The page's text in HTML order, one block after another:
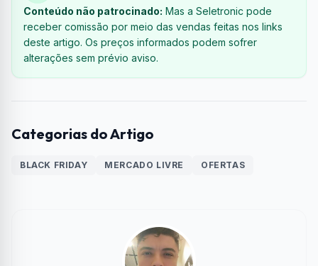
Conteúdo não patrocinado: Mas a Seletronic pode
receber comissão por meio das vendas feitas nos links
deste artigo. Os preços informados podem sofrer
alterações sem prévio aviso.
Categorias do Artigo
BLACK FRIDAY MERCADO LIVRE OFERTAS